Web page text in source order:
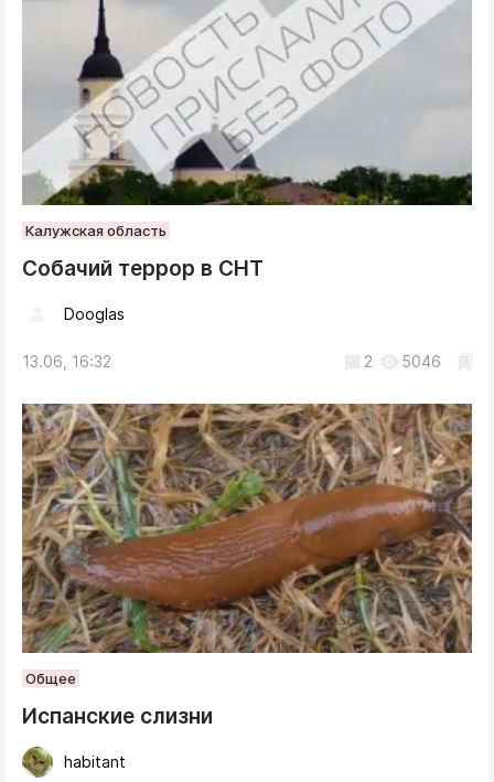
Калужская область
Собачий террор в СНТ
Dooglas
13.06, 16:32 2 5046
Общее
Испанские слизни
habitant